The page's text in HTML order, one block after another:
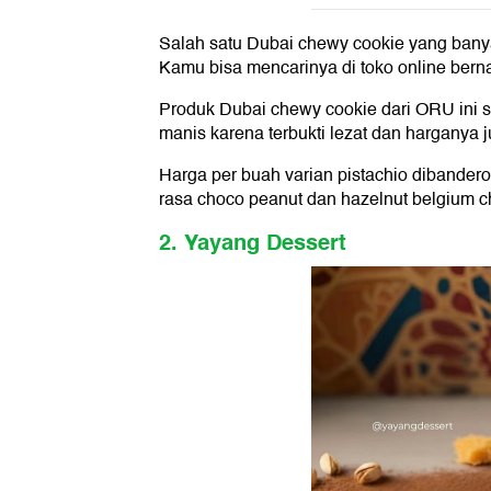
Salah satu Dubai chewy cookie yang
Kamu bisa mencarinya di toko online
Produk Dubai chewy cookie dari ORU ini
manis karena terbukti lezat dan harganya
Harga per buah varian pistachio
rasa choco peanut dan hazelnut belgium
2. Yayang Dessert